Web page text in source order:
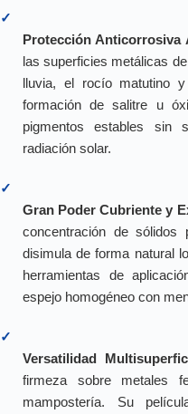
✓
Protección Anticorrosiva
las superficies metálicas
lluvia, el rocío matutino
formación de salitre u
pigmentos estables sin
radiación solar.
✓
Gran Poder Cubriente y
concentración de sólidos
disimula de forma natural
herramientas de
espejo homogéneo con
✓
Versatilidad
firmeza sobre metales
mampostería. Su